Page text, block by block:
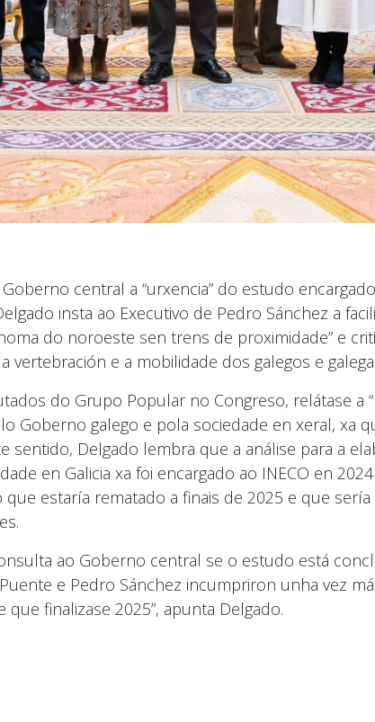
central a “urxencia” do estudo
insta ao Executivo de Pedro Sánchez a
do noroeste sen trens de proximidade” e
vertebración e a mobilidade dos galegos e
do Grupo Popular no Congreso, relátase a
Goberno galego e pola sociedade en xeral, xa
sentido, Delgado lembra que a análise para a
en Galicia xa foi encargado ao INECO en
estaría rematado a finais de 2025 e que
ao Goberno central se o estudo está
e Pedro Sánchez incumpriron unha vez
finalizase 2025”, apunta Delgado.